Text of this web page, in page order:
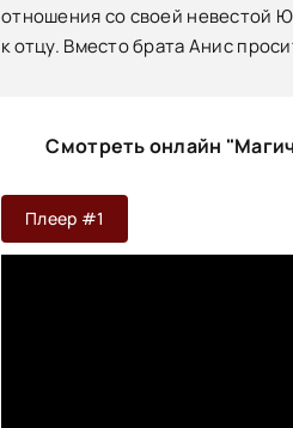
отношения со своей невестой
к отцу. Вместо брата Анис
Смотреть онлайн
Плеер #1